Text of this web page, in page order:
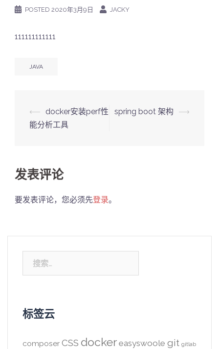
POSTED 2020年3月9日 JACKY
111111111111
JAVA
Post
navigation
⟵
docker安装perf性
能分析工具
spring boot 架构 ⟶
发表评论
要发表评论，您必须先登录。
索：
标签云
composer CSS docker easyswoole git gitlab